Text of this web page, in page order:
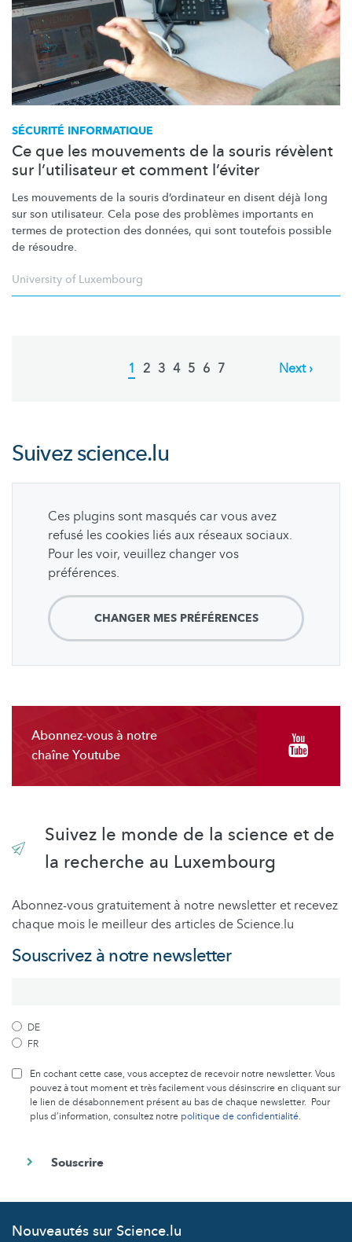
SÉCURITÉ INFORMATIQUE
Ce que les mouvements de la souris révèlent
sur l’utilisateur et comment l’éviter
Les mouvements de la souris d’ordinateur en disent déjà long
sur son utilisateur. Cela pose des problèmes importants en
termes de protection des données, qui sont toutefois possible
de résoudre.
University of Luxembourg
Current
1 Page
2 Page
3 Page
4 Page
5 Page
6 Page
7
Next
Next ›
Suivezscience.lu
Ces plugins sont masqués car vous avez
refusé les cookies liés aux réseaux sociaux.
Pour les voir, veuillez changer vos
préférences.
CHANGER MES PRÉFÉRENCES
Abonnez-vous à notre
chaîne Youtube
Suivez le monde de la science et de
la recherche au Luxembourg
Abonnez-vous gratuitement à notre newsletter et recevez
chaque mois le meilleur des articles de Science.lu
Souscrivez à notre newsletter
DE
FR
En cochant cette case, vous acceptez de recevoir notre newsletter. Vous
pouvez à tout moment et très facilement vous désinscrire en cliquant sur
le lien de désabonnement présent au bas de chaque newsletter. Pour
plus d’information, consultez notre politique de confidentialité.
Nouveautés sur Science.lu